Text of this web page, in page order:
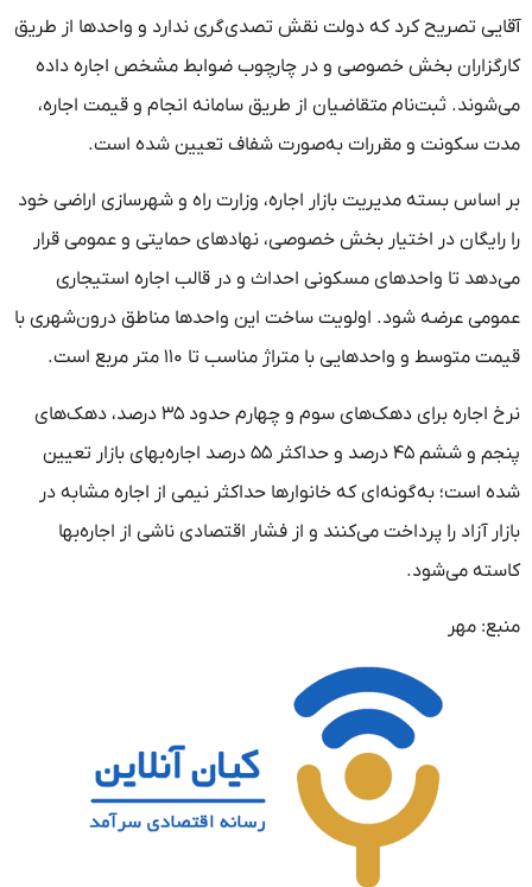
آقایی تصریح کرد که دولت نقش تصدی‌گری ندارد و واحدها از طریق
کارگزاران بخش خصوصی و در چارچوب ضوابط مشخص اجاره داده
می‌شوند. ثبت‌نام متقاضیان از طریق سامانه انجام و قیمت اجاره،
مدت سکونت و مقررات به‌صورت شفاف تعیین شده است.
بر اساس بسته مدیریت بازار اجاره، وزارت راه و شهرسازی اراضی خود
را رایگان در اختیار بخش خصوصی، نهادهای حمایتی و عمومی قرار
می‌دهد تا واحدهای مسکونی احداث و در قالب اجاره استیجاری
عمومی عرضه شود. اولویت ساخت این واحدها مناطق درون‌شهری با
قیمت متوسط و واحدهایی با متراژ مناسب تا ۱۱۰ متر مربع است.
نرخ اجاره برای دهک‌های سوم و چهارم حدود ۳۵ درصد، دهک‌های
پنجم و ششم ۴۵ درصد و حداکثر ۵۵ درصد اجاره‌بهای بازار تعیین
شده است؛ به‌گونه‌ای که خانوارها حداکثر نیمی از اجاره مشابه در
بازار آزاد را پرداخت می‌کنند و از فشار اقتصادی ناشی از اجاره‌بها
کاسته می‌شود.
منبع: مهر